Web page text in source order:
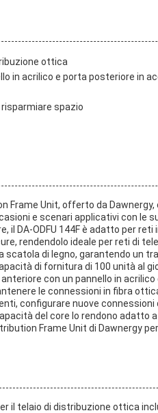
ottica
in acrilico e porta posteriore in
spazio
Frame Unit, offerto da
e scenari applicativi con le
il DA-ODFU 144F è adatto per
rendendolo ideale per reti di
scatola di legno, garantendo un
di fornitura di 100 unità al
anteriore con un pannello in
le connessioni in fibra
configurare nuove connessioni
del core lo rendono adatto
Frame Unit di
il telaio di distribuzione ottica